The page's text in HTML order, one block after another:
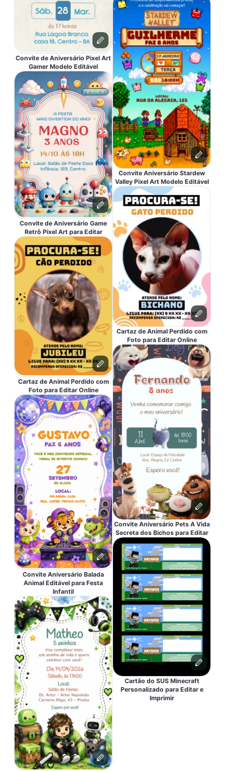
Convite de Aniversário Pixel Art
Gamer Modelo Editável
Convite de Aniversário Game
Retrô Pixel Art para Editar
Cartaz de Animal Perdido com
Foto para Editar Online
Convite Aniversário Balada
Animal Editável para Festa
Infantil
Convite Aniversário Stardew
Valley Pixel Art Modelo Editável
Cartaz de Animal Perdido com
Foto para Editar Online
Convite Aniversário Pets A Vida
Secreta dos Bichos para Editar
Cartão do SUS Minecraft
Personalizado para Editar e
Imprimir